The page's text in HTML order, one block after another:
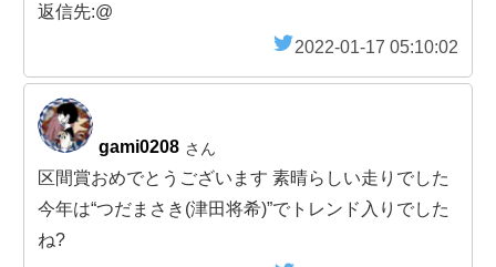
返信先:@
2022-01-17 05:10:02
gami0208 さん
区間賞おめでとうございます 素晴らしい走りでした
今年は“つだまさき(津田将希)”でトレンド入りでした
ね?